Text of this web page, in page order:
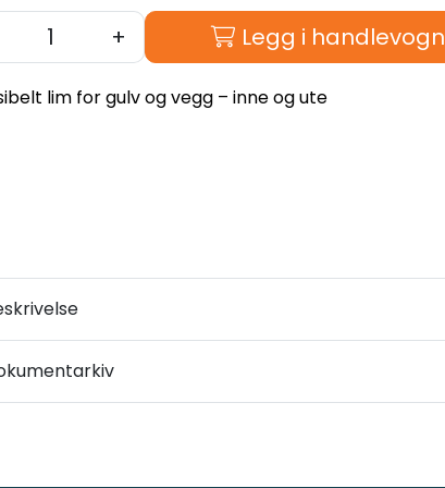
+ Legg i handlevogn
lim for gulv og vegg – inne og ute